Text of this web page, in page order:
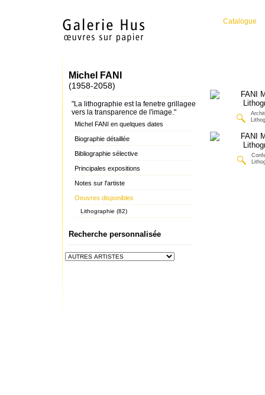
Catalogue
Michel FANI
(1958-2058)
"La lithographie est la fenetre grillagee
vers la transparence de l'image."
Michel FANI en quelques dates
Biographie détaillée
Bibliographie sélective
Principales expositions
Notes sur l'artiste
Oeuvres disponibles
Lithographie (82)
Recherche personnalisée